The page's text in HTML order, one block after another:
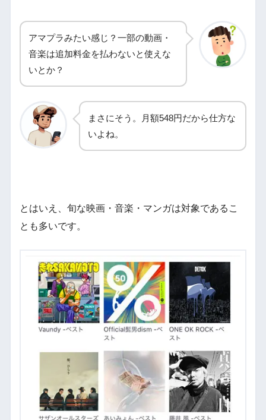
アマプラみたい感じ？一部の動画・
音楽は追加料金を払わないと使えな
いとか？
まさにそう。月額548円だから仕方な
いよね。
とはいえ、旬な映画・音楽・マンガは対象であるこ
とも多いです。